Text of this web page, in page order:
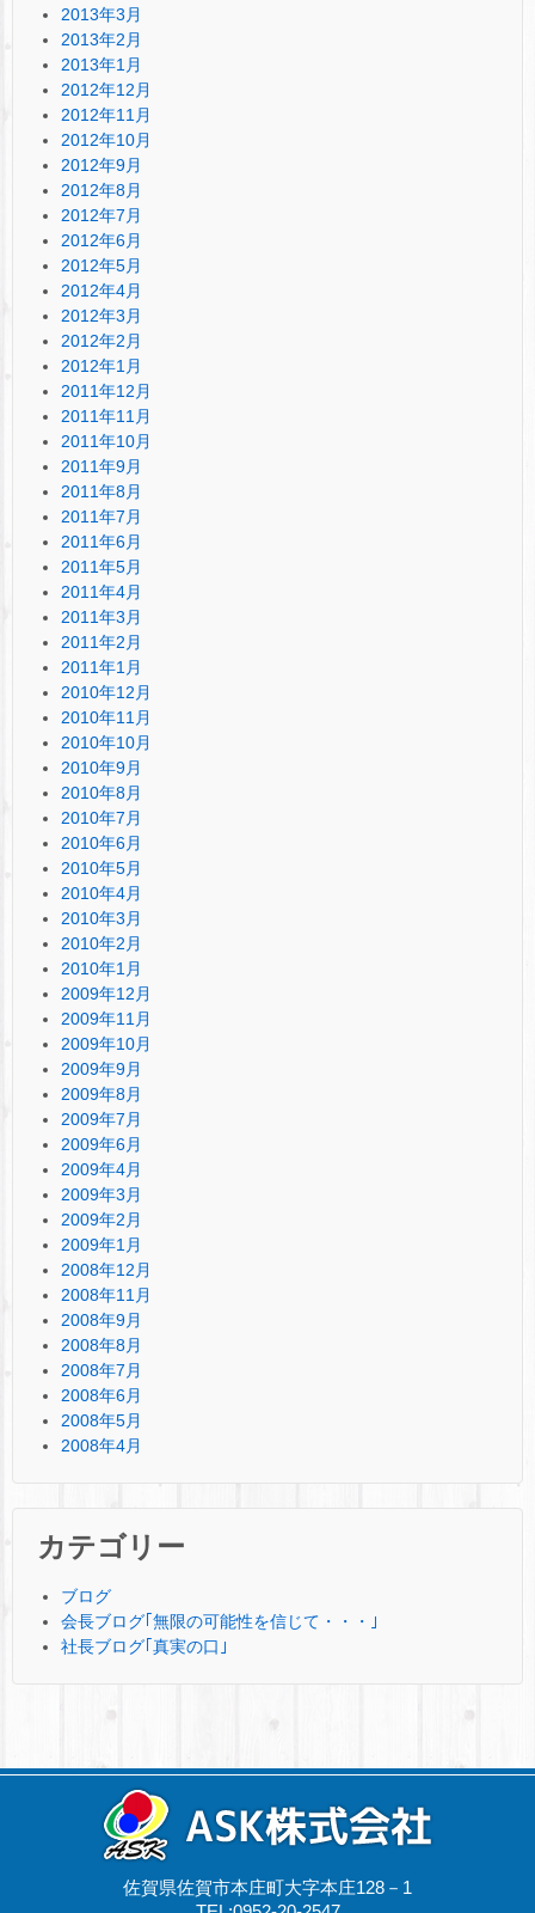
2013年3月
2013年2月
2013年1月
2012年12月
2012年11月
2012年10月
2012年9月
2012年8月
2012年7月
2012年6月
2012年5月
2012年4月
2012年3月
2012年2月
2012年1月
2011年12月
2011年11月
2011年10月
2011年9月
2011年8月
2011年7月
2011年6月
2011年5月
2011年4月
2011年3月
2011年2月
2011年1月
2010年12月
2010年11月
2010年10月
2010年9月
2010年8月
2010年7月
2010年6月
2010年5月
2010年4月
2010年3月
2010年2月
2010年1月
2009年12月
2009年11月
2009年10月
2009年9月
2009年8月
2009年7月
2009年6月
2009年4月
2009年3月
2009年2月
2009年1月
2008年12月
2008年11月
2008年9月
2008年8月
2008年7月
2008年6月
2008年5月
2008年4月
カテゴリー
ブログ
会長ブログ｢無限の可能性を信じて・・・｣
社長ブログ｢真実の口｣
佐賀県佐賀市本庄町大字本庄128－1